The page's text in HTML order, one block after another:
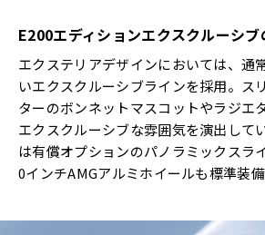
E200エディションエクスクルーシ
エクステリアデザインにおいては、通
いエクスクルーシブラインを採用。ス
ターのボンネットマスコットやラジエ
エクスクルーシブな雰囲気を演出して
は有償オプションのパノラミックスラ
0インチAMGアルミホイールも標準装備